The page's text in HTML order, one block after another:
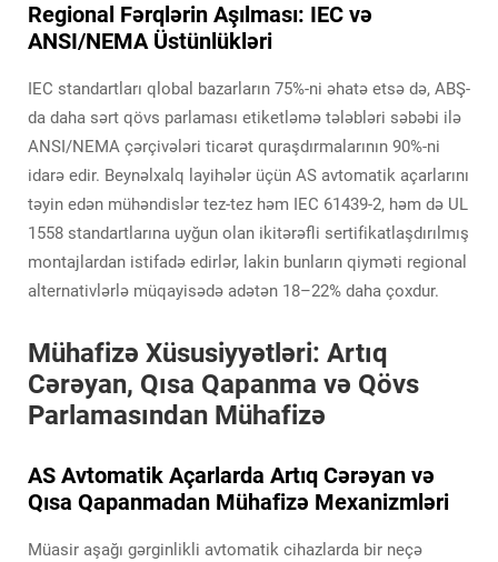
Regional Fərqlərin Aşılması: IEC və
ANSI/NEMA Üstünlükləri
IEC standartları qlobal bazarların 75%-ni əhatə etsə də, ABŞ-
da daha sərt qövs parlaması etiketləmə tələbləri səbəbi ilə
ANSI/NEMA çərçivələri ticarət quraşdırmalarının 90%-ni
idarə edir. Beynəlxalq layihələr üçün AS avtomatik açarlarını
təyin edən mühəndislər tez-tez həm IEC 61439-2, həm də UL
1558 standartlarına uyğun olan ikitərəfli sertifikatlaşdırılmış
montajlardan istifadə edirlər, lakin bunların qiyməti regional
alternativlərlə müqayisədə adətən 18–22% daha çoxdur.
Mühafizə Xüsusiyyətləri: Artıq
Cərəyan, Qısa Qapanma və Qövs
Parlamasından Mühafizə
AS Avtomatik Açarlarda Artıq Cərəyan və
Qısa Qapanmadan Mühafizə Mexanizmləri
Müasir aşağı gərginlikli avtomatik cihazlarda bir neçə